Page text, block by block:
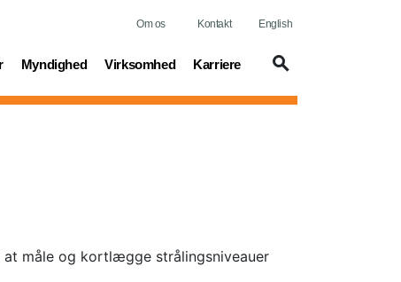
Om os Kontakt English
Myndighed
(current) Virksomhed
(current) Karriere
(current)
at måle og kortlægge strålingsniveauer